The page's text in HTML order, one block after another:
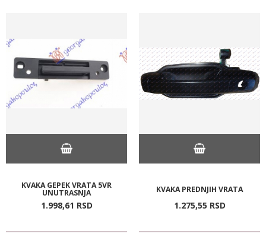
KVAKA GEPEK VRATA 5VR
UNUTRASNJA
1.998,61 RSD
KVAKA PREDNJIH VRATA
1.275,55 RSD